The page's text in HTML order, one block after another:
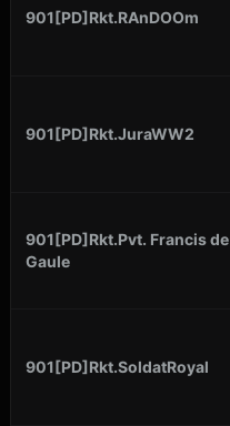
901[PD]Rkt.RAnDOOm
901[PD]Rkt.JuraWW2
901[PD]Rkt.Pvt. Francis de
Gaule
901[PD]Rkt.SoldatRoyal